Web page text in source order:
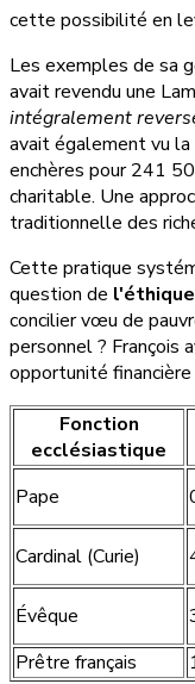
cette possibilité en
Les exemples de sa
avait revendu une
intégralement
avait également vu
enchères pour 241
charitable. Une
traditionnelle des
Cette pratique
question de
concilier vœu de
personnel ? François
opportunité
Fonction
ecclésiastique
Pape
Cardinal (Curie)
Évêque
Prêtre français